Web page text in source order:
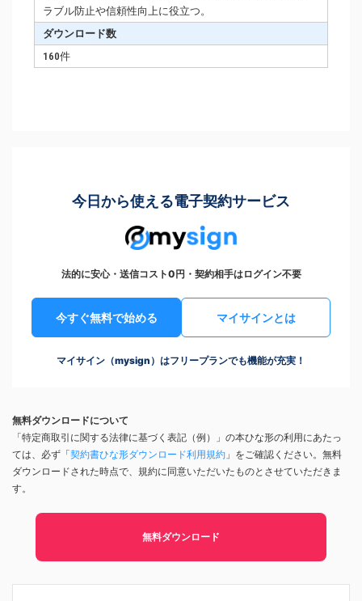
ラブル防止や信頼性向上に役立つ。
ダウンロード数
160件
今日から使える電子契約サービス
法的に安心・送信コスト0円・契約相手はログイン不要
今すぐ無料で始める マイサインとは
マイサイン（mysign）はフリープランでも機能が充実！
無料ダウンロードについて
「特定商取引に関する法律に基づく表記（例）」の本ひな形の利用にあたっ
ては、必ず「契約書ひな形ダウンロード利用規約 」をご確認ください。無料
ダウンロードされた時点で、規約に同意いただいたものとさせていただきま
す。
無料ダウンロード